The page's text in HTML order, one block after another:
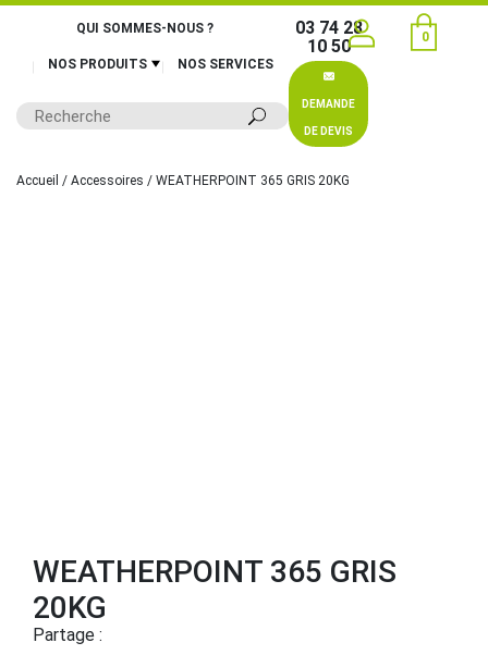
QUI SOMMES-NOUS ?
NOS PRODUITS NOS SERVICES
03 74 28
10 50
DEMANDE
DE DEVIS
0
Accueil / Accessoires / WEATHERPOINT 365 GRIS 20KG
WEATHERPOINT 365 GRIS
20KG
Partage :